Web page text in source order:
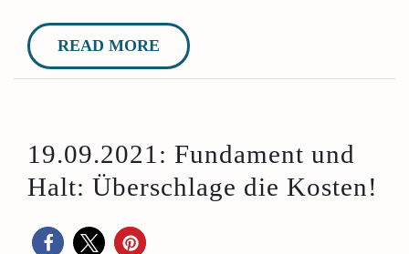
READ MORE
19.09.2021: Fundament und
Halt: Überschlage die Kosten!